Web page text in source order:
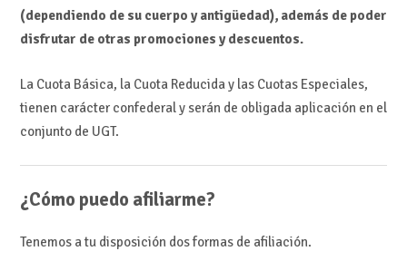
(dependiendo de su cuerpo y antigüedad), además de poder
disfrutar de otras promociones y descuentos.
La Cuota Básica, la Cuota Reducida y las Cuotas Especiales,
tienen carácter confederal y serán de obligada aplicación en el
conjunto de UGT.
¿Cómo puedo afiliarme?
Tenemos a tu disposición dos formas de afiliación.